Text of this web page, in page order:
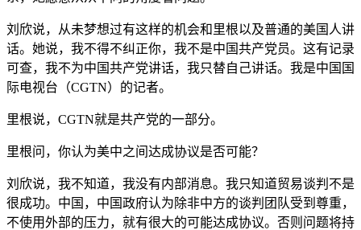
刘欣说，从未梦想过有这样的机会和里根以及普通的美国人讲
话。她说，我不得不纠正你，我不是中国共产党员。这有记录
可查，我不为中国共产党讲话，我只替自己讲话。我是中国国
际电视台（CGTN）的记者。
里根说，CGTN就是共产党的一部分。
里根问，你认为美中之间达成协议是否可能？
刘欣说，我不知道，我没有内部消息。我只知道贸易谈判不是
很成功。中国，中国政府认为除非中方的谈判团队受到尊重，
不使用外部的压力，就有很大的可能达成协议。否则问题将持